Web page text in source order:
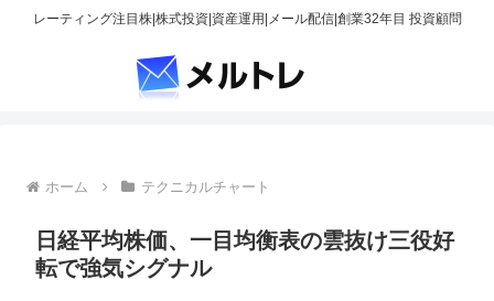
レーティング注目株|株式投資|資産運用|メール配信|創業32年目 投資顧問
ホーム テクニカルチャート
日経平均株価、一目均衡表の雲抜け三役好
転で強気シグナル